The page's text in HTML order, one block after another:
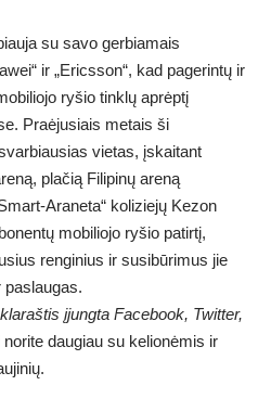
su savo gerbiamais
ir „Ericsson“, kad pagerintų ir
ryšio tinklų aprėptį
Praėjusiais metais ši
vietas, įskaitant
plačią Filipinų areną
Araneta“ koliziejų Kezon
mobiliojo ryšio patirtį,
renginius ir susibūrimus jie
paslaugas.
įjungta Facebook, Twitter,
daugiau su kelionėmis ir